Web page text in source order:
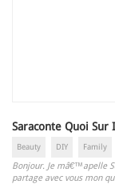
Saraconte Quoi Sur
Beauty DIY Family
Bonjour. Je mâ€™apelle
partage avec vous mon